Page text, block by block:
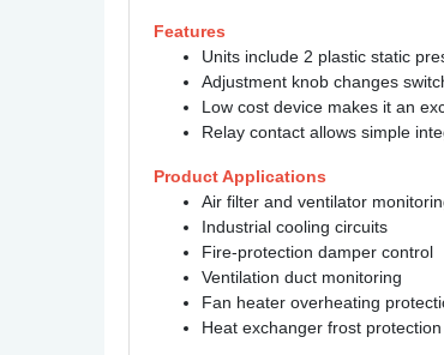
Features
Units include 2 plastic static
Adjustment knob changes
Low cost device makes it an
Relay contact allows simple
Product Applications
Air filter and ventilator
Industrial cooling circuits
Fire-protection damper control
Ventilation duct monitoring
Fan heater overheating
Heat exchanger frost protection